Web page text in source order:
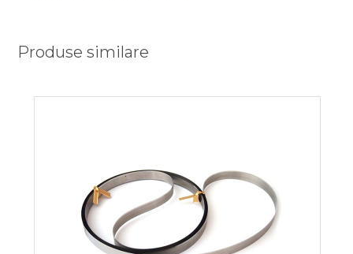
Produse similare